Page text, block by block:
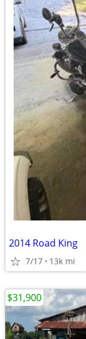
2014 Road King
7/17 13k mi
$31,900